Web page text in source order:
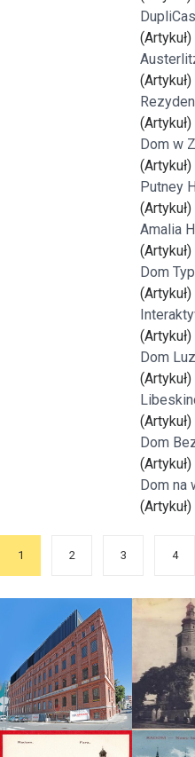
(Artykuł)
(Artykuł)
(Artykuł)
Dom w
(Artykuł)
Putney
(Artykuł)
Amalia
(Artykuł)
Dom
(Artykuł)
(Artykuł)
Dom
(Artykuł)
(Artykuł)
Dom
(Artykuł)
Dom na
(Artykuł)
1 2 3 4